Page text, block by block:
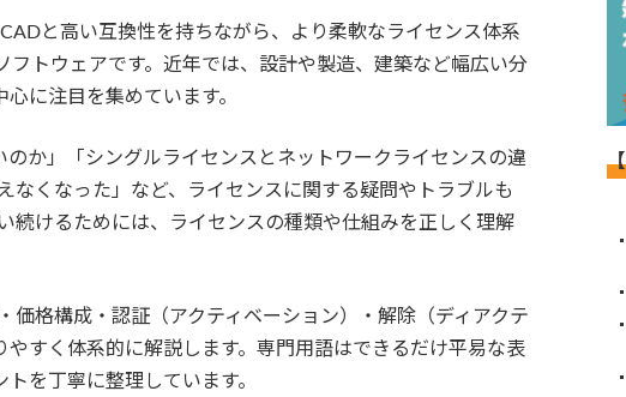
と高い互換性を持ちながら、より柔軟なライセンス体系
フトウェアです。近年では、設計や製造、建築など幅広い分
に注目を集めています。
か」「シングルライセンスとネットワークライセンスの違
なくなった」など、ライセンスに関する疑問やトラブルも
続けるためには、ライセンスの種類や仕組みを正しく理解
価格構成・認証（アクティベーション）・解除（ディアクテ
すく体系的に解説します。専門用語はできるだけ平易な表
を丁寧に整理しています。